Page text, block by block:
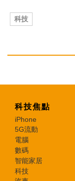
科技
科技焦點
iPhone
5G流動
電腦
數碼
智能家居
科技